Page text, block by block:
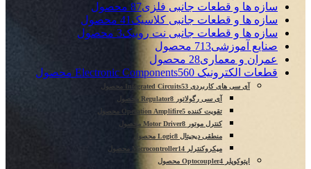
سازه ها و قطعات جانبی فلزی87 محصول
سازه ها و قطعات جانبی کلاسیک 41 محصول
سازه ها و قطعات جانبی نت روبیک3 محصول
صنایع آموزشی713 محصول
عمران و معماری28 محصول
قطعات الکترونیک Electronic Components 560 محصول
آی سی های کاربردی Integrated Circuits 53 محصول
آی سی رگولاتور Regulator 8 محصول
تقویت کننده Operation Amplifire 5 محصول
کنترل موتور Motor Driver 8 محصول
منطقی دیجیتال Logic 8 محصول
میکروکنترلر Microcontroller 14 محصول
اپتوکوپلر Optocoupler 4 محصول